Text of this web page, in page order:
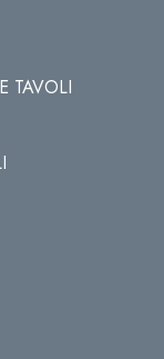
TAVOLI